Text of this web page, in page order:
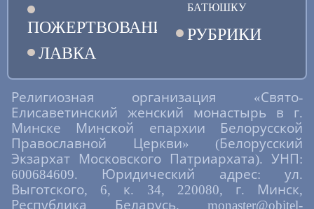
ПОЖЕРТВОВАНИЯ
ЛАВКА
БАТЮШКУ
РУБРИКИ
Религиозная организация «Свято-
Елисаветинский женский монастырь в г.
Минске Минской епархии Белорусской
Православной Церкви» (Белорусский
Экзархат Московского Патриархата). УНП:
600684609. Юридический адрес: ул.
Выготского, 6, к. 34, 220080, г. Минск,
Республика Беларусь. monaster@obitel-